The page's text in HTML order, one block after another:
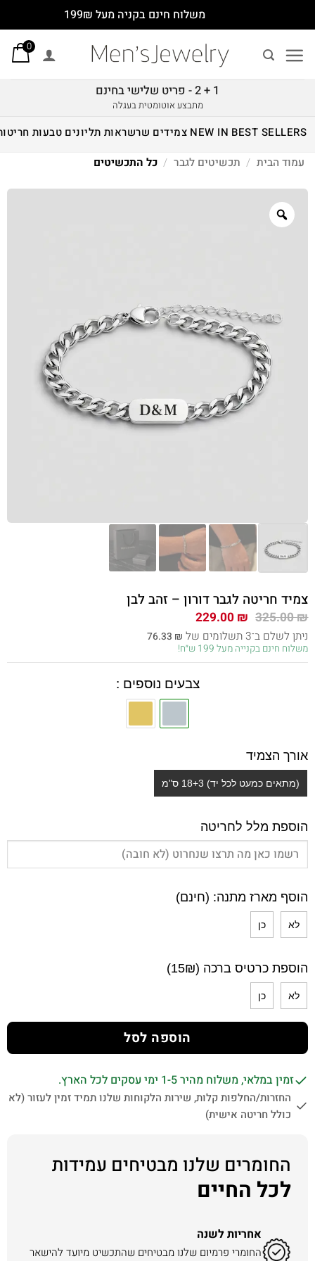
משלוח חינם בקניה מעל 199₪
0
1 + 2 - פריט שלישי בחינם
מתבצע אוטומטית בעגלה
BEST SELLERS
NEW IN צמידים שרשראותתליונים טבעותחריטות
עמוד הבית
/ תכשיטים לגבר / כל התכשיטים
Zoom
צמיד חריטה לגבר דורון – זהב לבן
325.00₪ המחיר
המקורי
היה:
325.00 ₪.
229.00₪ המחיר
הנוכחי
הוא:
229.00 ₪.
ניתן לשלם ב־3 תשלומים של 76.33₪
משלוח חינם בקנייה מעל 199 ש״ח!
צבעים נוספים :
אורך הצמיד
(מתאים כמעט לכל יד) 18+3 ס"מ
הוספת מלל לחריטה
הוסף מארז מתנה: (חינם)
לא כן
הוספת כרטיס ברכה (15₪)
לא כן
הוספה לסל
זמין במלאי, משלוח מהיר 1-5 ימי עסקים לכל הארץ.
החזרות/החלפות קלות, שירות הלקוחות שלנו תמיד זמין לעזור (לא
כולל חריטה אישית)
החומרים שלנו מבטיחים עמידות
לכל החיים
אחריות לשנה
החומרי פרמיום שלנו מבטיחים שהתכשיט מיועד להישאר